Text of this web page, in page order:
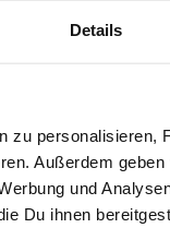
Details
zu personalisieren,
Außerdem
und
Du ihnen